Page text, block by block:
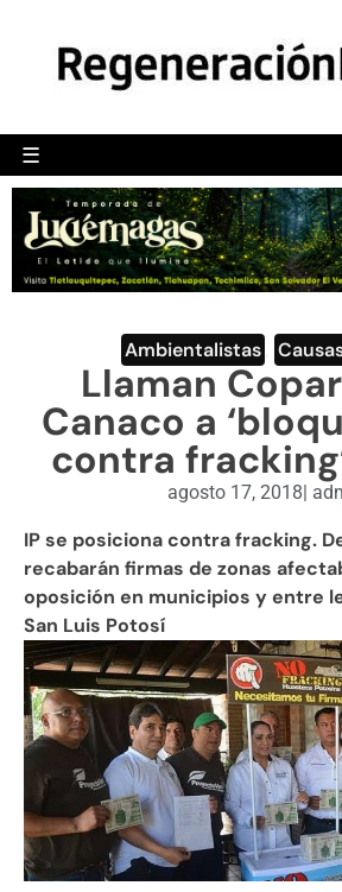
☰
POLÍTICA
CAMALEÓN
OPINIÓN
DEPORTES
ENGLISH
VIDEOS
Ambientalistas
Llaman
Canaco a
contra
agosto 17, 2018|
IP se posiciona contra fracking.
recabarán firmas de zonas
oposición en municipios y entre
San Luis Potosí